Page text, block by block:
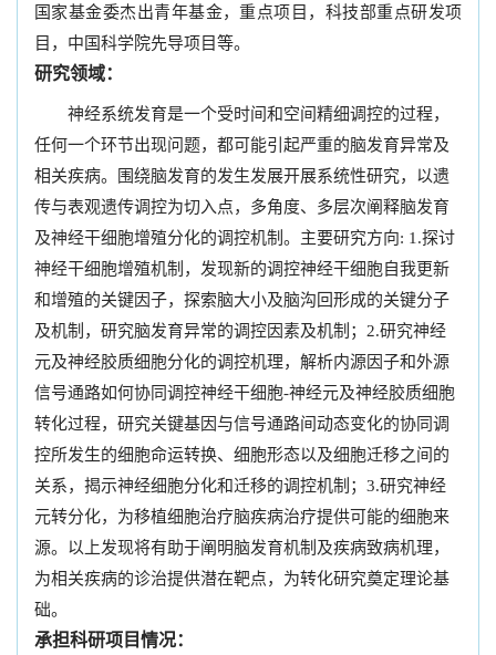
国家基金委杰出青年基金，重点项目，科技部重点研发项
目，中国科学院先导项目等。
研究领域：
神经系统发育是一个受时间和空间精细调控的过程，
任何一个环节出现问题，都可能引起严重的脑发育异常及
相关疾病。围绕脑发育的发生发展开展系统性研究，以遗
传与表观遗传调控为切入点，多角度、多层次阐释脑发育
及神经干细胞增殖分化的调控机制。主要研究方向: 1.探讨
神经干细胞增殖机制，发现新的调控神经干细胞自我更新
和增殖的关键因子，探索脑大小及脑沟回形成的关键分子
及机制，研究脑发育异常的调控因素及机制；2.研究神经
元及神经胶质细胞分化的调控机理，解析内源因子和外源
信号通路如何协同调控神经干细胞-神经元及神经胶质细胞
转化过程，研究关键基因与信号通路间动态变化的协同调
控所发生的细胞命运转换、细胞形态以及细胞迁移之间的
关系，揭示神经细胞分化和迁移的调控机制；3.研究神经
元转分化，为移植细胞治疗脑疾病治疗提供可能的细胞来
源。以上发现将有助于阐明脑发育机制及疾病致病机理，
为相关疾病的诊治提供潜在靶点，为转化研究奠定理论基
础。
承担科研项目情况：